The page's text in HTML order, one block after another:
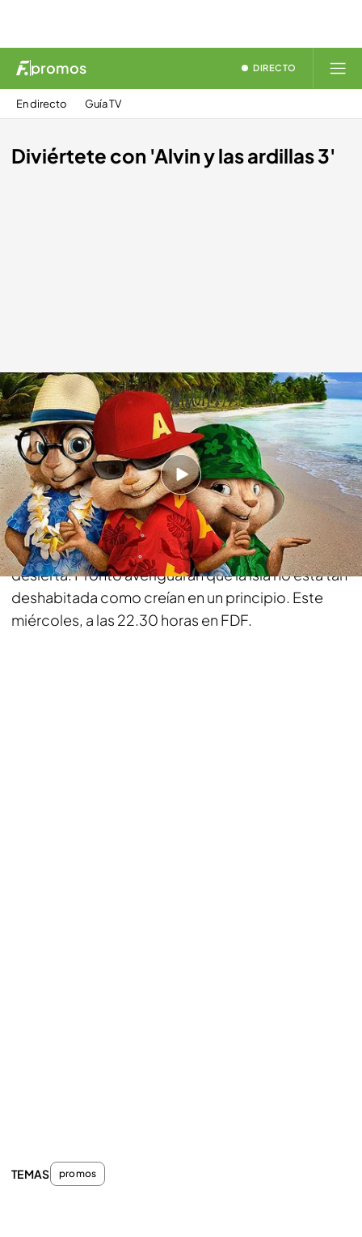
promos DIRECTO
En directo Guía TV
Diviértete con 'Alvin y las ardillas 3'
telecinco.es
23 AGO 2016 - 17:24h.
Compartir
Las ardillas se embarcan en un crucero de lujo,
pero se caen por la borda y acaban en una isla
desierta. Pronto averiguarán que la isla no está tan
deshabitada como creían en un principio. Este
miércoles, a las 22.30 horas en FDF.
TEMAS promos